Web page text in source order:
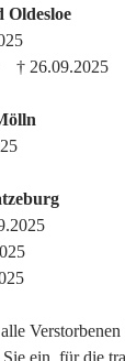
Oldesloe
† 26.09.2025
ein, für die